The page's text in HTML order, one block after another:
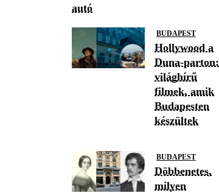
autó
BUDAPEST
Hollywood a
Duna-parton:
világhírű
filmek, amik
Budapesten
készültek
BUDAPEST
Döbbenetes,
milyen